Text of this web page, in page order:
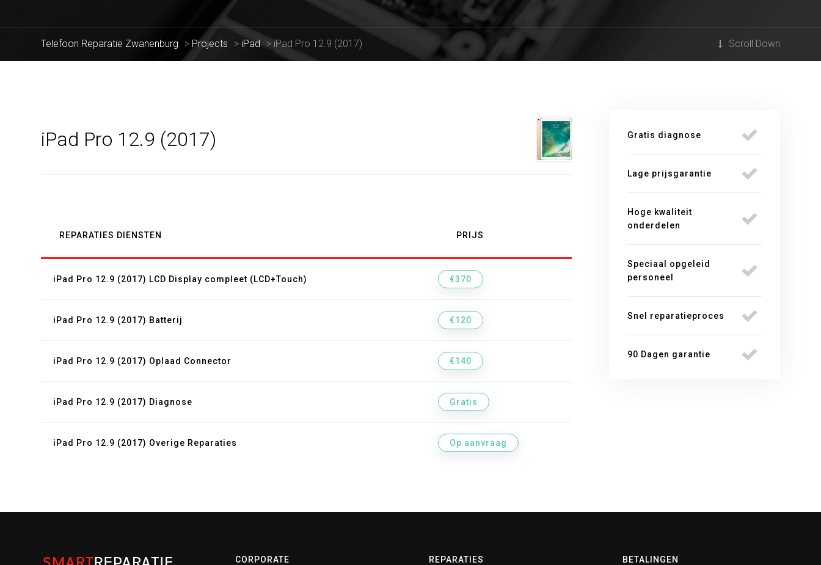
Scroll Down
Telefoon Reparatie Zwanenburg > Projects > iPad > iPad Pro 12.9 (2017)
iPad Pro 12.9 (2017)
REPARATIES DIENSTEN PRIJS
iPad Pro 12.9 (2017) LCD Display compleet (LCD+Touch) €370
iPad Pro 12.9 (2017) Batterij €120
iPad Pro 12.9 (2017) Oplaad Connector €140
iPad Pro 12.9 (2017) Diagnose Gratis
iPad Pro 12.9 (2017) Overige Reparaties Op aanvraag
Gratis diagnose
Lage prijsgarantie
Hoge kwaliteit
onderdelen
Speciaal opgeleid
personeel
Snel reparatieproces
90 Dagen garantie
CORPORATE REPARATIES BETALINGEN